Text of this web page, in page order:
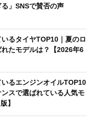
」SNSで賛否の声
いるタイヤTOP10｜夏のロ
たモデルは？【2026年6
いるエンジンオイルTOP10
ンスで選ばれている人気モ
】